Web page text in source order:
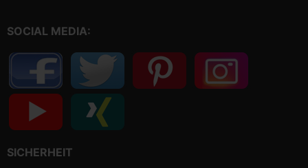
SOCIAL MEDIA:
SICHERHEIT